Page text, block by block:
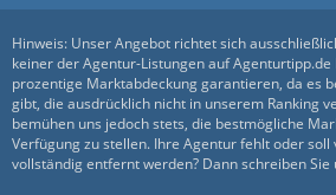
Antwort von INOVANET
Marketing. Software
13. Oktober 2021
Vielen Dank!
Hinweis: Unser Angebot richtet sich
keiner der Agentur-Listungen auf
prozentige Marktabdeckung garantieren, da es
gibt, die ausdrücklich nicht in unserem Ranking
bemühen uns jedoch stets, die bestmögliche
Verfügung zu stellen. Ihre Agentur fehlt oder soll
vollständig entfernt werden? Dann schreiben Sie